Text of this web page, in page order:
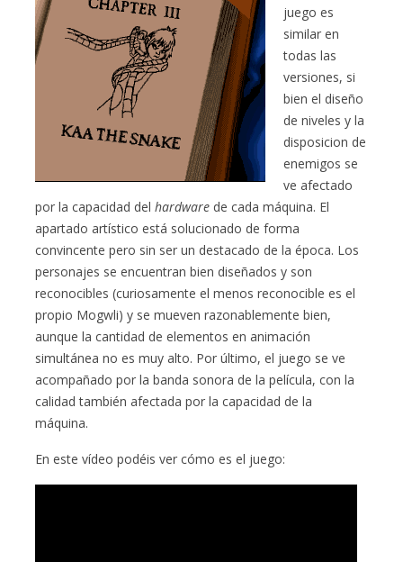
juego es
similar en
todas las
versiones, si
bien el diseño
de niveles y la
disposicion de
enemigos se
ve afectado
por la capacidad delhardware de cada máquina. El
apartado artístico está solucionado de forma
convincente pero sin ser un destacado de la época. Los
personajes se encuentran bien diseñados y son
reconocibles (curiosamente el menos reconocible es el
propio Mogwli) y se mueven razonablemente bien,
aunque la cantidad de elementos en animación
simultánea no es muy alto. Por último, el juego se ve
acompañado por la banda sonora de la película, con la
calidad también afectada por la capacidad de la
máquina.
En este vídeo podéis ver cómo es el juego: